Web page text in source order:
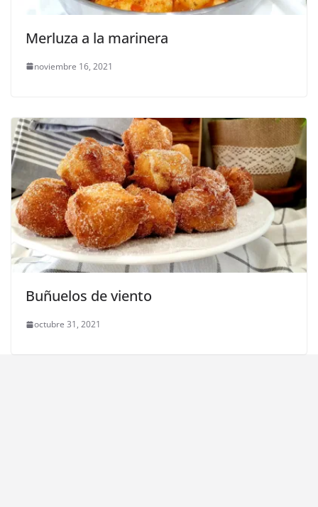
Merluza a la marinera
noviembre 16, 2021
Buñuelos de viento
octubre 31, 2021